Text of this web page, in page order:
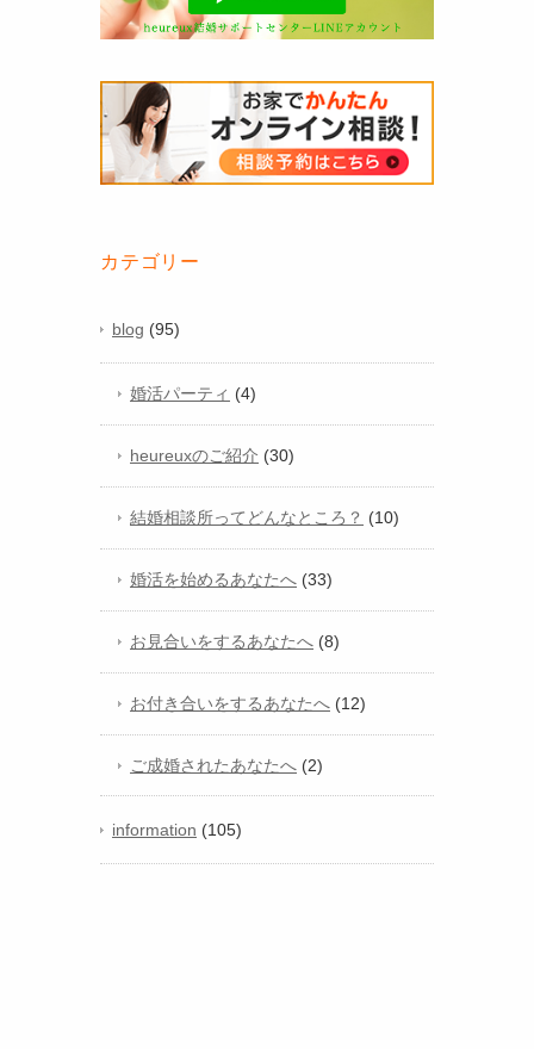
カテゴリー
blog (95)
婚活パーティ (4)
heureuxのご紹介 (30)
結婚相談所ってどんなところ？ (10)
婚活を始めるあなたへ (33)
お見合いをするあなたへ (8)
お付き合いをするあなたへ (12)
ご成婚されたあなたへ (2)
information (105)